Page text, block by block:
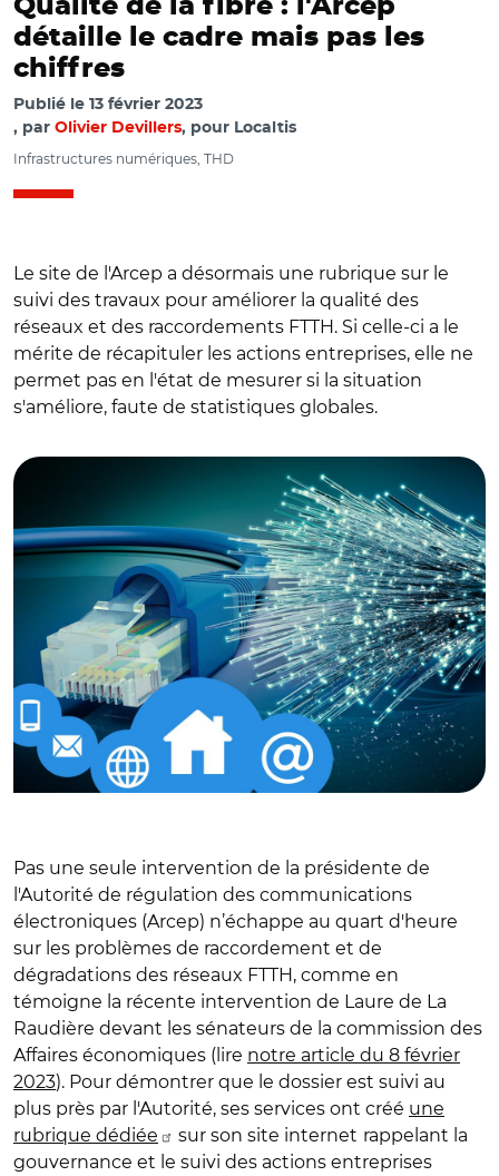
Qualité de la fibre : l'Arcep
détaille le cadre mais pas les
chiffres
Publié le 13 février 2023
par Olivier Devillers, pour Localtis
Infrastructures numériques, THD
Le site de l'Arcep a désormais une rubrique sur le
suivi des travaux pour améliorer la qualité des
réseaux et des raccordements FTTH. Si celle-ci a le
mérite de récapituler les actions entreprises, elle ne
permet pas en l'état de mesurer si la situation
s'améliore, faute de statistiques globales.
Pas une seule intervention de la présidente de
l'Autorité de régulation des communications
électroniques (Arcep) n’échappe au quart d'heure
sur les problèmes de raccordement et de
dégradations des réseaux FTTH, comme en
témoigne la récente intervention de Laure de La
Raudière devant les sénateurs de la commission des
Affaires économiques (lire notre article du 8 février
2023). Pour démontrer que le dossier est suivi au
plus près par l'Autorité, ses services ont créé une
rubrique dédiée
sur son site internet rappelant la
gouvernance et le suivi des actions entreprises